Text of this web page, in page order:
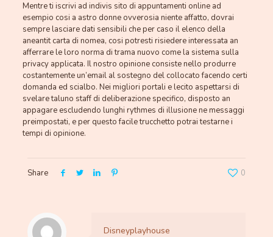
Mentre ti iscrivi ad indivis sito di appuntamenti online ad
esempio cosi a astro donne ovverosia niente affatto, dovrai
sempre lasciare dati sensibili che per caso il elenco della
aneantit carta di nomea, cosi potresti risiedere interessata an
afferrare le loro norma di trama nuovo come la sistema sulla
privacy applicata. Il nostro opinione consiste nello produrre
costantemente un’email al sostegno del collocato facendo certi
domanda ed scialbo. Nei migliori portali e lecito aspettarsi di
svelare taluno staff di deliberazione specifico, disposto an
appagare escludendo lunghi rythmes di illusione ne messaggi
preimpostati, e per questo facile trucchetto potrai testarne i
tempi di opinione.
Share 0
Disneyplayhouse